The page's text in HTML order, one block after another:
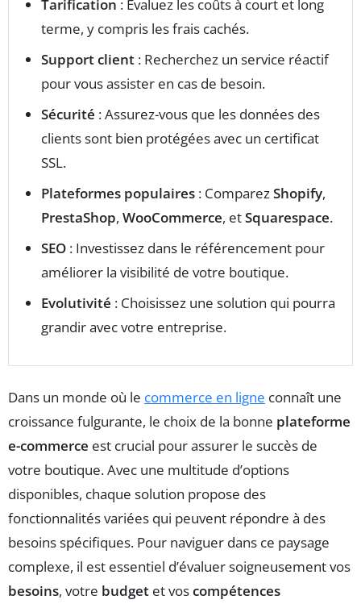
Tarification : Évaluez les coûts à court et long
terme, y compris les frais cachés.
Support client : Recherchez un service réactif
pour vous assister en cas de besoin.
Sécurité : Assurez-vous que les données des
clients sont bien protégées avec un certificat
SSL.
Plateformes populaires : ComparezShopify,
PrestaShop, WooCommerce, etSquarespace.
SEO : Investissez dans le référencement pour
améliorer la visibilité de votre boutique.
Evolutivité : Choisissez une solution qui pourra
grandir avec votre entreprise.
Dans un monde où le commerce en ligne connaît une
croissance fulgurante, le choix de la bonne plateforme
e-commerce est crucial pour assurer le succès de
votre boutique. Avec une multitude d’options
disponibles, chaque solution propose des
fonctionnalités variées qui peuvent répondre à des
besoins spécifiques. Pour naviguer dans ce paysage
complexe, il est essentiel d’évaluer soigneusement vos
besoins, votre budget et voscompétences